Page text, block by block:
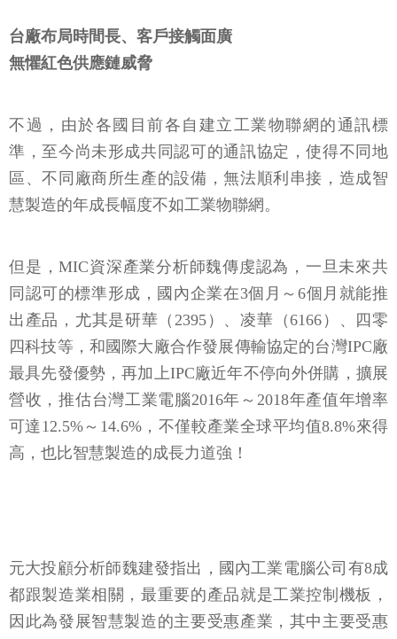
台廠布局時間長、客戶接觸面廣
無懼紅色供應鏈威脅
不過，由於各國目前各自建立工業物聯網的通訊標
準，至今尚未形成共同認可的通訊協定，使得不同地
區、不同廠商所生產的設備，無法順利串接，造成智
慧製造的年成長幅度不如工業物聯網。
但是，MIC資深產業分析師魏傳虔認為，一旦未來共
同認可的標準形成，國內企業在3個月～6個月就能推
出產品，尤其是研華（2395）、凌華（6166）、四零
四科技等，和國際大廠合作發展傳輸協定的台灣IPC廠
最具先發優勢，再加上IPC廠近年不停向外併購，擴展
營收，推估台灣工業電腦2016年～2018年產值年增率
可達12.5%～14.6%，不僅較產業全球平均值8.8%來得
高，也比智慧製造的成長力道強！
元大投顧分析師魏建發指出，國內工業電腦公司有8成
都跟製造業相關，最重要的產品就是工業控制機板，
因此為發展智慧製造的主要受惠產業，其中主要受惠